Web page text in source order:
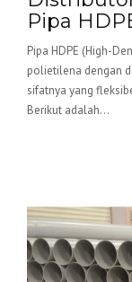
Pipa
Pipa HDPE (High-
polietilena dengan
sifatnya yang
Berikut adalah...